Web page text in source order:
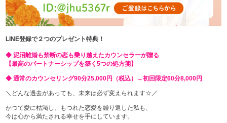
LINE登録で２つのプレゼント特典！
◆ 泥沼離婚も禁断の恋も乗り越えたカウンセラーが贈る
【最高のパートナーシップを築く5つの処方箋】
◆ 通常のカウンセリング90分25,000円（税込）→初回限定60分8,000円
＼どんな過去があっても、未来は必ず変えられます☆／
かつて愛に枯渇し、もつれた恋愛を繰り返した私も、
今は心から満たされる幸せを手にしています。